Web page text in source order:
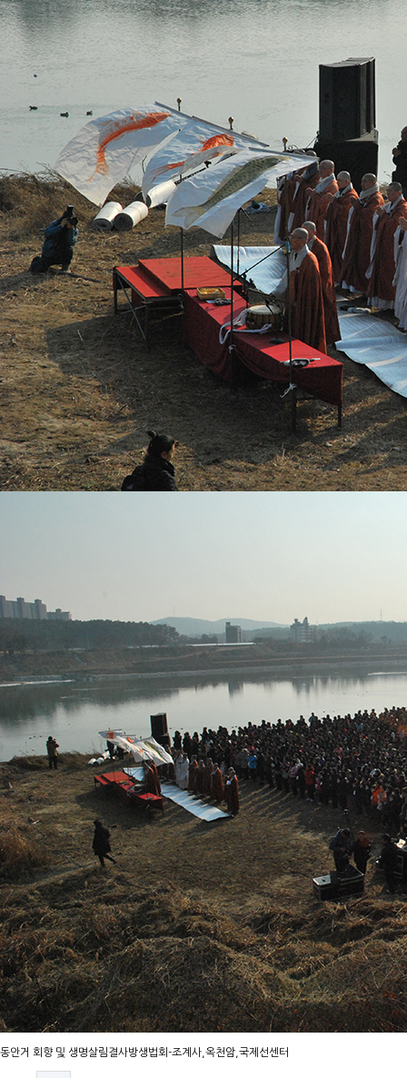
동안거 회향 및 생명살림결사방생법회-조계사,옥천암,국제선센터